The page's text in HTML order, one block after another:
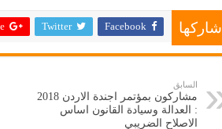
ا
ك
ة
ع
ل
و
ي
ت
ر
ر
ة
ل
س
و
شاركها Facebook
Twitter
السابق
مشاركون بمؤتمر اجندة الاردن 2018
: العدالة وسيادة القانون اساس
الاصلاح الضريبي